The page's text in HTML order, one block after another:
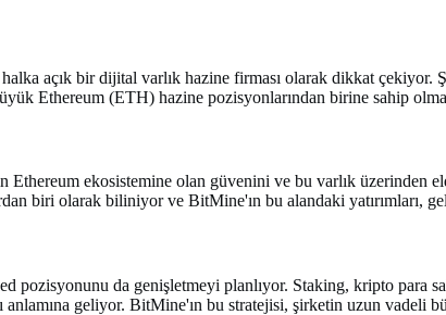
açık bir dijital varlık hazine firması olarak dikkat
Ethereum (ETH) hazine pozisyonlarından birine sahip
ekosistemine olan güvenini ve bu varlık üzerinden
biri olarak biliniyor ve BitMine'ın bu alandaki yatırımları,
pozisyonunu da genişletmeyi planlıyor. Staking, kripto para
geliyor. BitMine'ın bu stratejisi, şirketin uzun vadeli